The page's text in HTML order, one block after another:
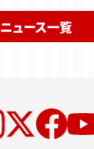
ニュース一覧